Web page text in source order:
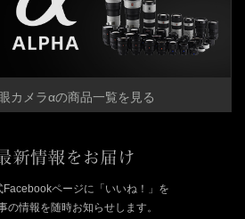
カメラαの商品一覧を見る
ページに「いいね！」を
の情報を随時お知らせします。